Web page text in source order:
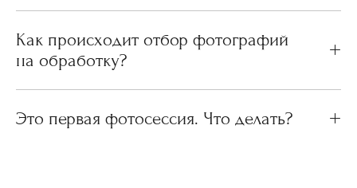
Как происходит отбор фотографий
на обработку?
Это первая фотосессия. Что делать?